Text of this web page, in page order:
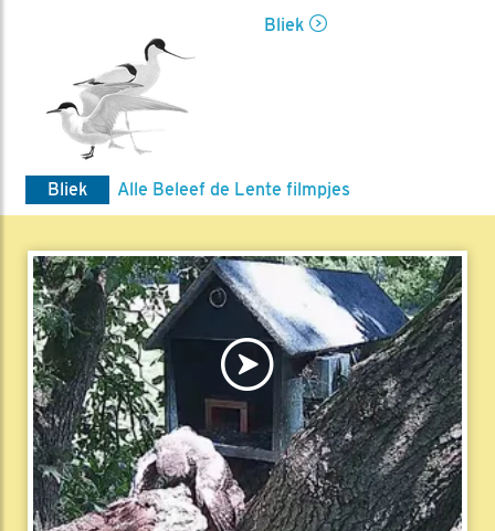
Bliek
Bliek Alle Beleef de Lente filmpjes